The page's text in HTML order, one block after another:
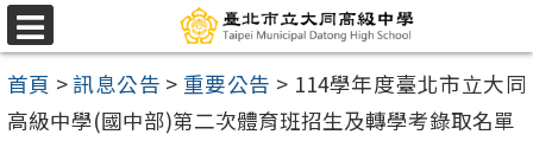
跳
至
主
要
選
單
首頁 >訊息公告 > 重要公告 > 114學年度臺北市立大同
高級中學(國中部)第二次體育班招生及轉學考錄取名單